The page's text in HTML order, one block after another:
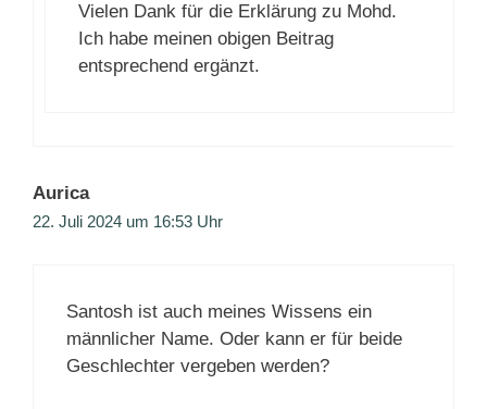
Vielen Dank für die Erklärung zu Mohd.
Ich habe meinen obigen Beitrag
entsprechend ergänzt.
Aurica
22. Juli 2024 um 16:53 Uhr
Santosh ist auch meines Wissens ein
männlicher Name. Oder kann er für beide
Geschlechter vergeben werden?